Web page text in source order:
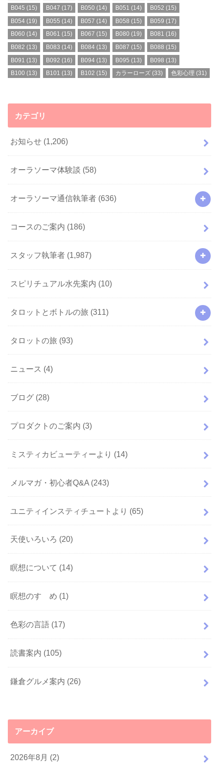
B045 (15) B047 (17) B050 (14) B051 (14) B052 (15)
B054 (19) B055 (14) B057 (14) B058 (15) B059 (17)
B060 (14) B061 (15) B067 (15) B080 (19) B081 (16)
B082 (13) B083 (14) B084(13) B087 (15) B088 (15)
B091 (13) B092 (16) B094(13) B095 (13) B098 (13)
B100 (13) B101 (13) B102 (15) カラーローズ (33) 色彩心理 (31)
カテゴリ
お知らせ (1,206)
オーラソーマ体験談 (58)
オーラソーマ通信執筆者 (636)
コースのご案内 (186)
スタッフ執筆者 (1,987)
スピリチュアル水先案内 (10)
タロットとボトルの旅 (311)
タロットの旅 (93)
ニュース (4)
ブログ (28)
プロダクトのご案内 (3)
ミスティカビューティーより (14)
メルマガ・初心者Q&A (243)
ユニティインスティチュートより (65)
天使いろいろ (20)
瞑想について (14)
瞑想のすゝめ (1)
色彩の言語 (17)
読書案内 (105)
鎌倉グルメ案内 (26)
アーカイブ
2026年8月 (2)